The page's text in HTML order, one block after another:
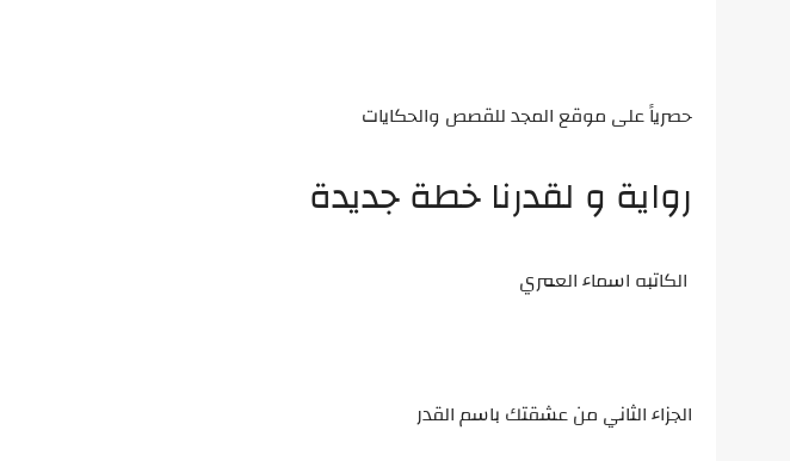
حصرياً على موقع المجد للقصص والحكايات
رواية و لقدرنا خطة جديدة
الكاتبه اسماء العمري
الجزاء الثاني من عشقتك باسم القدر